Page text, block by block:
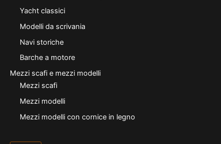
Yacht classici
Modelli da scrivania
Navi storiche
Barche a motore
Mezzi scafi e mezzi modelli
Mezzi scafi
Mezzi modelli
Mezzi modelli con cornice in legno